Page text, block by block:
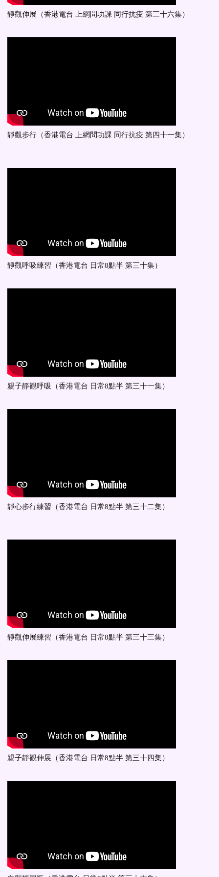
靜觀伸展（香港電台 上網問功課 同行抗疫 第三十六集）
靜觀步行（香港電台 上網問功課 同行抗疫 第四十一集）
靜觀呼吸練習（香港電台 日常8點半 第三十集）
親子靜觀呼吸（香港電台 日常8點半 第三十一集）
靜心步行練習（香港電台 日常8點半 第三十二集）
靜觀伸展練習（香港電台 日常8點半 第三十三集）
親子靜觀伸展（香港電台 日常8點半 第三十四集）